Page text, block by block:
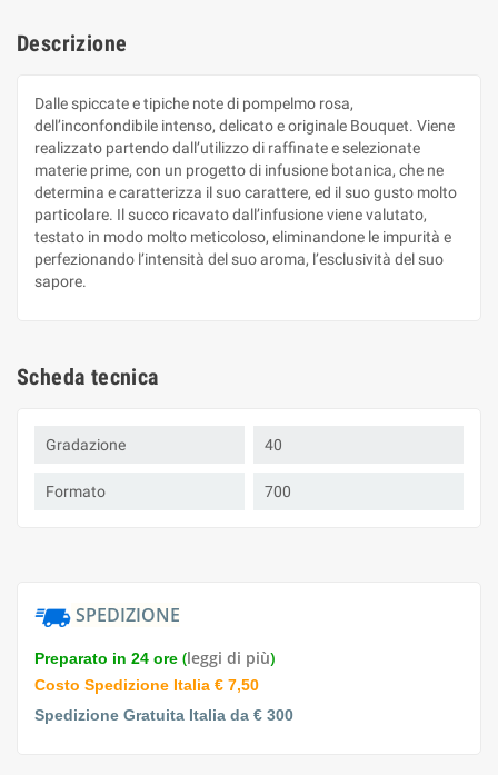
Descrizione
Dalle spiccate e tipiche note di pompelmo rosa,
dell’inconfondibile intenso, delicato e originale Bouquet. Viene
realizzato partendo dall’utilizzo di raffinate e selezionate
materie prime, con un progetto di infusione botanica, che ne
determina e caratterizza il suo carattere, ed il suo gusto molto
particolare. Il succo ricavato dall’infusione viene valutato,
testato in modo molto meticoloso, eliminandone le impurità e
perfezionando l’intensità del suo aroma, l’esclusività del suo
sapore.
Scheda tecnica
Gradazione 40
Formato 700
SPEDIZIONE
Preparato in 24 ore (leggi di più)
Costo Spedizione Italia € 7,50
Spedizione Gratuita Italia da € 300